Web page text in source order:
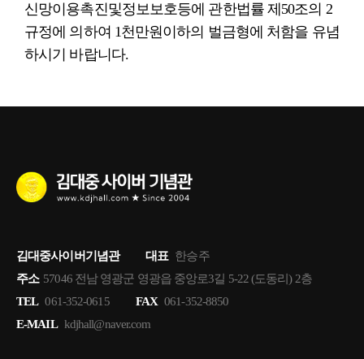
신망이용촉진및정보보호등에 관한법률 제50조의 2
규정에 의하여 1천만원이하의 벌금형에 처함을 유념
하시기 바랍니다.
김대중사이버기념관 대표 한승주
주소 57046 전남 영광군 영광읍 중앙로3길 5-22 (도동리) 2층
TEL 061-352-0615 FAX 061-352-8850
E-MAIL kdjhall@naver.com